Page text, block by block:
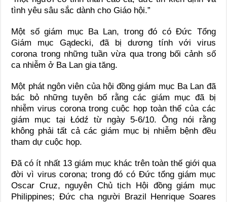
tình yêu sâu sắc dành cho Giáo hội.”
Một số giám mục Ba Lan, trong đó có Đức Tổng
Giám mục Gądecki, đã bị dương tính với virus
corona trong những tuần vừa qua trong bối cảnh số
ca nhiễm ở Ba Lan gia tăng.
Một phát ngôn viên của hội đồng giám mục Ba Lan đã
bác bỏ những tuyên bố rằng các giám mục đã bị
nhiễm virus corona trong cuộc họp toàn thể của các
giám mục tại Łódź từ ngày 5-6/10. Ông nói rằng
không phải tất cả các giám mục bị nhiễm bệnh đều
tham dự cuộc họp.
Đã có ít nhất 13 giám mục khác trên toàn thế giới qua
đời vì virus corona; trong đó có Đức tổng giám mục
Oscar Cruz, nguyên Chủ tịch Hội đồng giám mục
Philippines; Đức cha người Brazil Henrique Soares